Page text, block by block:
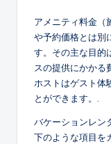
アメニティ料金（
や予約価格とは別
す。その主な目的
スの提供にかかる
ホストはゲスト体
とができます。.
バケーションレン
下のような項目を